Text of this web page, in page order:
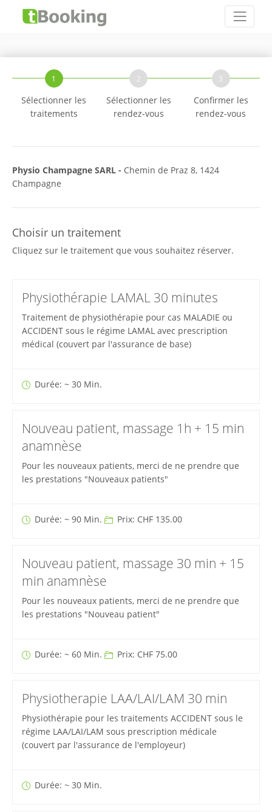
1
Sélectionner les
traitements
2
Sélectionner les
rendez-vous
3
Confirmer les
rendez-vous
Physio Champagne SARL - Chemin de Praz 8, 1424
Champagne
Choisir un traitement
Cliquez sur le traitement que vous souhaitez réserver.
Physiothérapie LAMAL 30 minutes
Traitement de physiothérapie pour cas MALADIE ou
ACCIDENT sous le régime LAMAL avec prescription
médical (couvert par l'assurance de base)
Durée: ~ 30 Min.
Nouveau patient, massage 1h + 15 min
anamnèse
Pour les nouveaux patients, merci de ne prendre que
les prestations "Nouveaux patients"
Durée: ~ 90 Min. Prix: CHF 135.00
Nouveau patient, massage 30 min + 15
min anamnèse
Pour les nouveaux patients, merci de ne prendre que
les prestations "Nouveau patient"
Durée: ~ 60 Min. Prix: CHF 75.00
Physiotherapie LAA/LAI/LAM 30 min
Physiothérapie pour les traitements ACCIDENT sous le
régime LAA/LAI/LAM sous prescription médicale
(couvert par l'assurance de l'employeur)
Durée: ~ 30 Min.